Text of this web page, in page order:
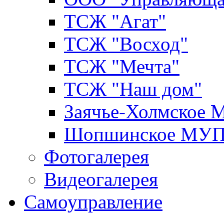
ТСЖ "Агат"
ТСЖ "Восход"
ТСЖ "Мечта"
ТСЖ "Наш дом"
Заячье-
Шопшинское
Фотогалерея
Видеогалерея
Самоуправление